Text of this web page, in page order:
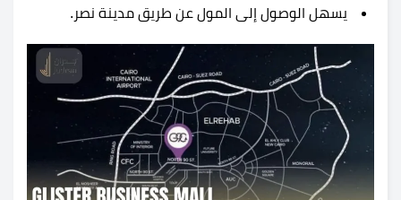
يسهل الوصول إلى المول عن طريق مدينة نصر.